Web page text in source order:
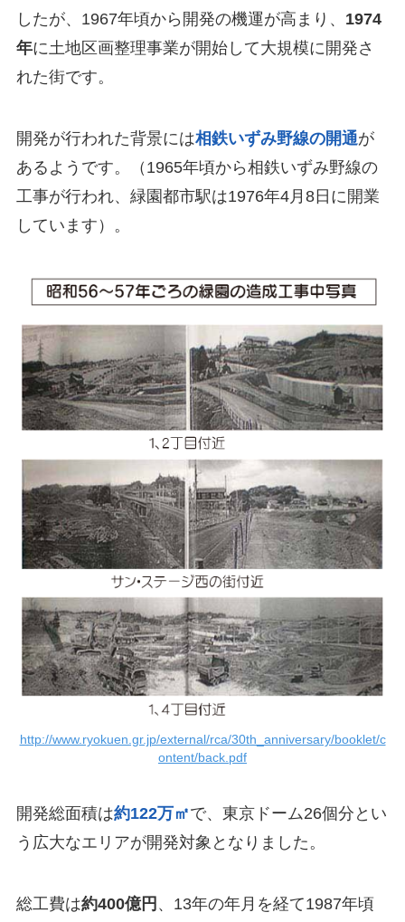
したが、1967年頃から開発の機運が高まり、 1974
年に土地区画整理事業が開始して大規模に開発さ
れた街です。
開発が行われた背景には相鉄いずみ野線の開通が
あるようです。（1965年頃から相鉄いずみ野線の
工事が行われ、緑園都市駅は1976年4月8日に開業
しています）。
http://www.ryokuen.gr.jp/external/rca/30th_anniversary/booklet/c
ontent/back.pdf
開発総面積は約122万㎡で、東京ドーム26個分とい
う広大なエリアが開発対象となりました。
総工費は約400億円 、13年の年月を経て1987年頃